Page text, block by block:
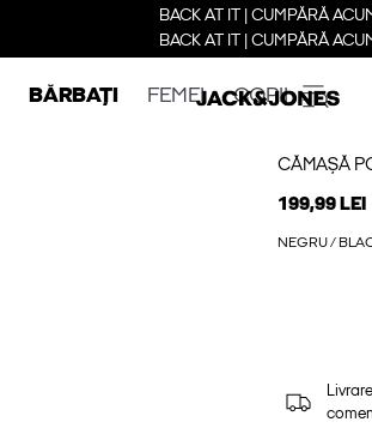
BACK AT IT | CUMPĂRĂ
BACK AT IT | CUMPĂRĂ
BĂRBAȚI FEMEI COPII
CĂMAȘĂ
199,99 LEI
NEGRU /